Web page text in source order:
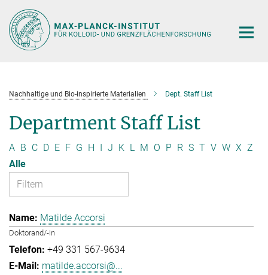
Hauptinhalt
Nachhaltige und Bio-inspirierte Materialien Dept. Staff List
Department Staff List
A B C D E F G H I J K L M O P R S T V W X Z
Alle
Matilde Accorsi
Doktorand/-in
+49 331 567-9634
matilde.accorsi@...